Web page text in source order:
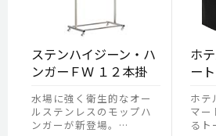
ステンハイジーン・ハ
ンガーＦＷ １２本掛
水場に強く衛生的なオー
ルステンレスのモップハ
ンガーが新登場。…
ホ
ー
ホテ
マー
るト